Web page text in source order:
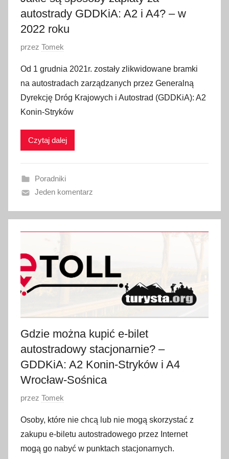
autostrady GDDKiA: A2 i A4? – w
2022 roku
O
u
b
l
i
w
n
o
1
s
y
c
z
2
0
2
2
przez Tomek
Od 1 grudnia 2021r. zostały zlikwidowane bramki
na autostradach zarządzanych przez Generalną
Dyrekcję Dróg Krajowych i Autostrad (GDDKiA): A2
Konin-Stryków
Czytaj dalej
Poradniki
Jeden komentarz
Gdzie można kupić e-bilet
autostradowy stacjonarnie? –
GDDKiA: A2 Konin-Stryków i A4
Wrocław-Sośnica
O
u
b
l
przez Tomek
Osoby, które nie chcą lub nie mogą skorzystać z
zakupu e-biletu autostradowego przez Internet
mogą go nabyć w punktach stacjonarnych.